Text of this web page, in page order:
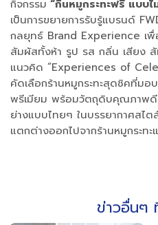
กิจกรรม “กินหมูกระทะฟรี แบบ
เป็นการขยายการรับรู้แบรนด์
กลยุทธ์ Brand Experience เพื่
สัมผัสทั้งห้า รูป รส กลิ่น เสียง
แนวคิด “Experiences of
คัดเลือกร้านหมูกระทะสุดชิคที่มอ
พรีเมียม พร้อมวัตถุดิบคุณภาพดี
ย่างแบบไทยๆ ในบรรยากาศส
แตกต่างออกไปจากร้านหมูกระท
ข่าวอื่นๆ